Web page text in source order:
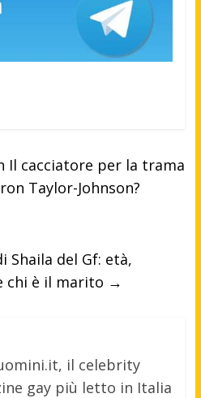
Il cacciatore per la trama
Taylor-Johnson?
Shaila del Gf: età,
chi è il marito →
il celebrity
gay più letto in Italia